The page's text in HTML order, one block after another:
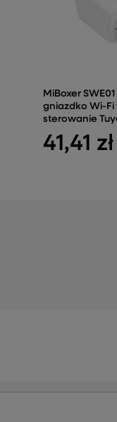
MiBoxer
gniazdko Wi-Fi
sterowanie
41,41 zł